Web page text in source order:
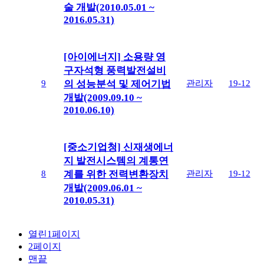
술 개발(2010.05.01 ~
2016.05.31)
9
[아이에너지] 소용량 영
구자석형 풍력발전설비
의 성능분석 및 제어기법
개발(2009.09.10 ~
2010.06.10)
관리자 19-12
8
[중소기업청] 신재생에너
지 발전시스템의 계통연
계를 위한 전력변환장치
개발(2009.06.01 ~
2010.05.31)
관리자 19-12
열린1페이지
2페이지
맨끝